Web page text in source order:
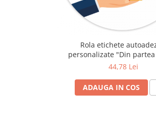
Rola etichete
personalizate "Din
diametru 40 mm, 1000
44,78 Lei
ADAUGA IN COS